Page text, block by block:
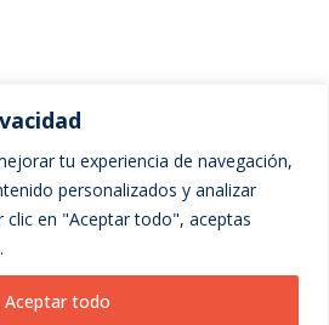
tu experiencia de navegación,
personalizados y analizar
clic en "Aceptar todo", aceptas
Aceptar todo